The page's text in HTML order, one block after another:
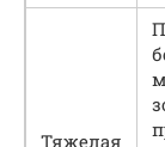
Тяжелая